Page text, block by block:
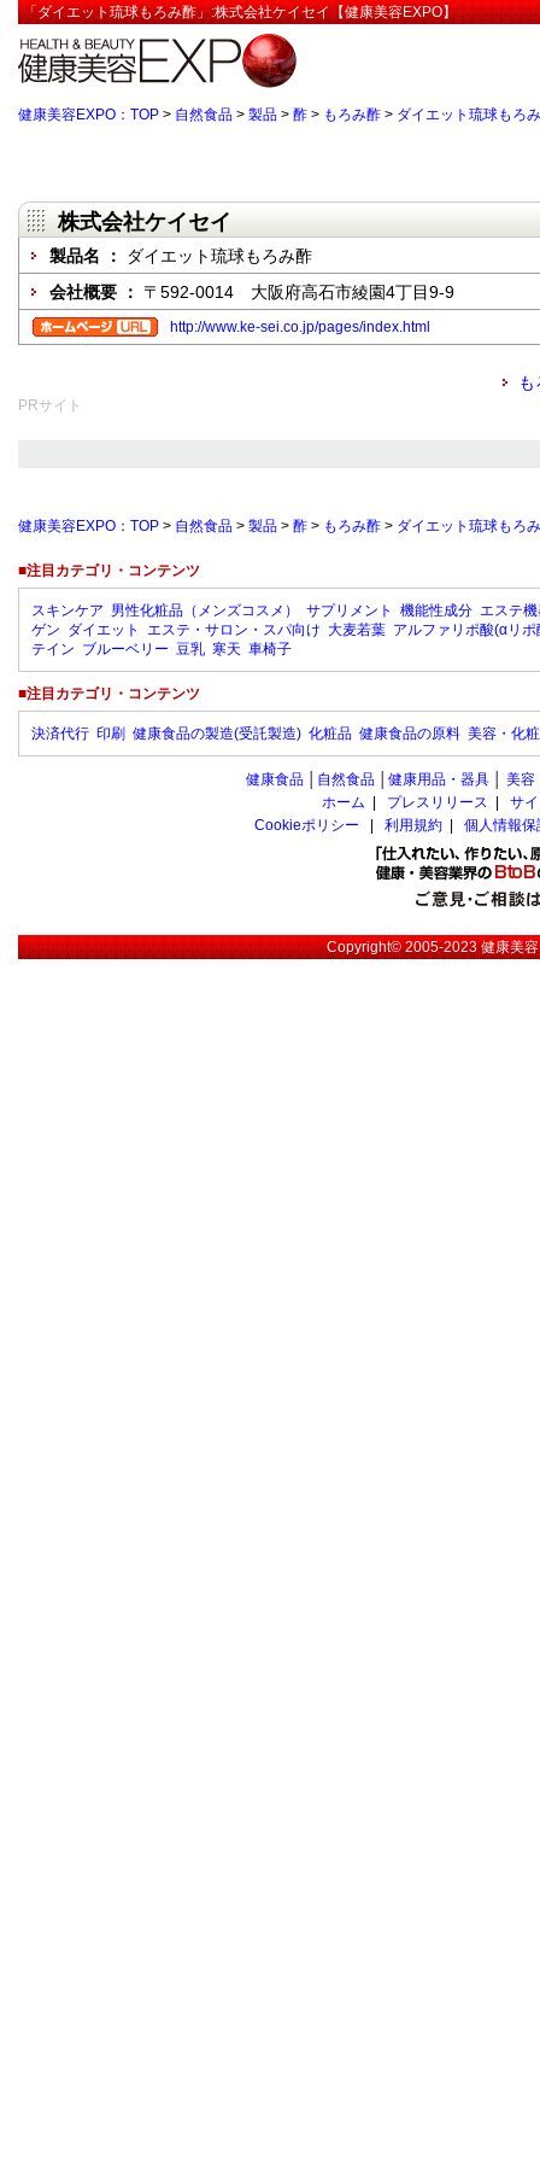
「ダイエット琉球もろみ酢」:株式会社ケイセイ【健康美容EXPO】
健康美容EXPO：TOP > 自然食品 > 製品 > 酢 > もろみ酢 > ダイエット琉球もろ
株式会社ケイセイ
製品名 ：
ダイエット琉球もろみ酢
会社概要 ： 〒592-0014 大阪府高石市綾園4丁目9-9
http://www.ke-sei.co.jp/pages/index.html
PRサイト
健康美容EXPO：TOP > 自然食品 > 製品 > 酢 > もろみ酢 > ダイエット琉球もろ
■注目カテゴリ・コンテンツ
スキンケア 男性化粧品（メンズコスメ） サプリメント 機能性成分 エステ
ゲン ダイエット エステ・サロン・スパ向け 大麦若葉 アルファリポ酸(αリポ
テイン ブルーベリー 豆乳 寒天 車椅子
■注目カテゴリ・コンテンツ
決済代行 印刷 健康食品の製造(受託製造) 化粧品 健康食品の原料 美容・化
健康食品 自然食品 健康用品・器具 美容
ホーム
プレスリリース
サ
Cookieポリシー
利用規約 個人情報
Copyright© 2005-2023健康美